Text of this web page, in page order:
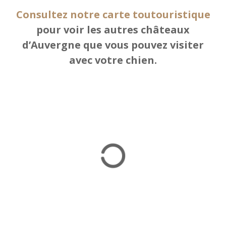
Consultez notre carte toutouristique
pour voir les autres châteaux
d’Auvergne que vous pouvez visiter
avec votre chien.